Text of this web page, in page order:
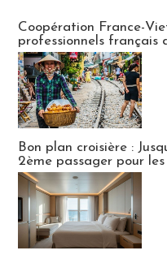
Coopération France-
professionnels français
Bon plan croisière :
2ème passager pour